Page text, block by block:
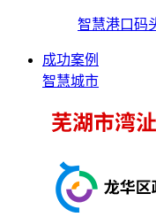
智慧港口码
成功案例
智慧城市